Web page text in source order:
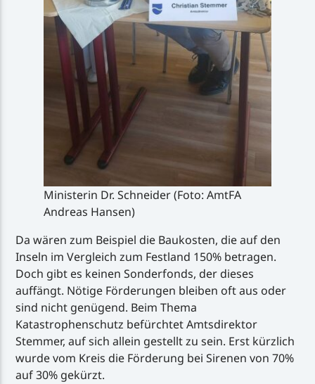
Ministerin Dr. Schneider (Foto: AmtFA
Andreas Hansen)
Da wären zum Beispiel die Baukosten, die auf den
Inseln im Vergleich zum Festland 150% betragen.
Doch gibt es keinen Sonderfonds, der dieses
auffängt. Nötige Förderungen bleiben oft aus oder
sind nicht genügend. Beim Thema
Katastrophenschutz befürchtet Amtsdirektor
Stemmer, auf sich allein gestellt zu sein. Erst kürzlich
wurde vom Kreis die Förderung bei Sirenen von 70%
auf 30% gekürzt.